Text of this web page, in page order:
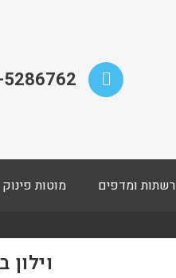
רשתות ומדפים מוטות פינוק
וילון